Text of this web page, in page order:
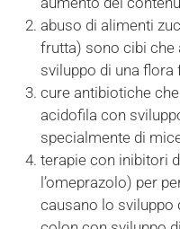
abuso di alimenti
frutta) sono cibi
sviluppo di una flora
cure antibiotiche
acidofila con
specialmente di
terapie con inibitori
l’omeprazolo) per
causano lo sviluppo